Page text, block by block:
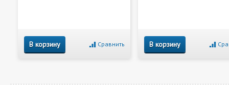
В корзину Сравнить В корзину